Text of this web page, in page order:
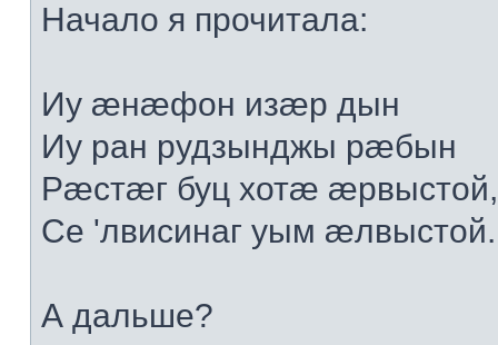
Начало я прочитала:
Иу æнæфон изæр дын
Иу ран рудзынджы рæбын
Рæстæг буц хотæ æрвыстой,
Се 'лвисинаг уым
А дальше?